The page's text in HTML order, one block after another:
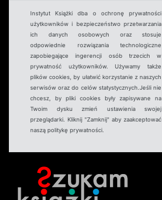
Instytut Książki dba o ochronę prywatności
użytkowników i bezpieczeństwo przetwarzania
ich danych osobowych oraz stosuje
odpowiednie rozwiązania technologiczne
zapobiegające ingerencji osób trzecich w
prywatność użytkowników. Używamy także
plików cookies, by ułatwić korzystanie z naszych
serwisów oraz do celów statystycznych.Jeśli nie
chcesz, by pliki cookies były zapisywane na
Twoim dysku zmień ustawienia swojej
przeglądarki. Kliknij "Zamknij" aby zaakceptować
naszą politykę prywatności.